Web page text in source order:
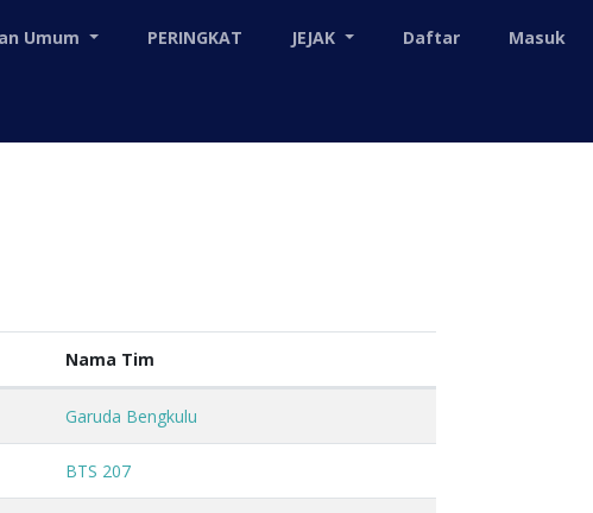
Umum PERINGKAT JEJAK Daftar Masuk
Nama Tim
Garuda Bengkulu
BTS 207